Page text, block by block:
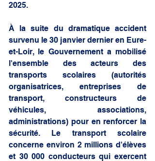
2025.
À la suite du dramatique accident
survenu le 30 janvier dernier en Eure-
et-Loir, le Gouvernement a mobilisé
l'ensemble des acteurs des
transports scolaires (autorités
organisatrices, entreprises de
transport, constructeurs de
véhicules, associations,
administrations) pour en renforcer la
sécurité. Le transport scolaire
concerne environ 2 millions d'élèves
et 30 000 conducteurs qui exercent